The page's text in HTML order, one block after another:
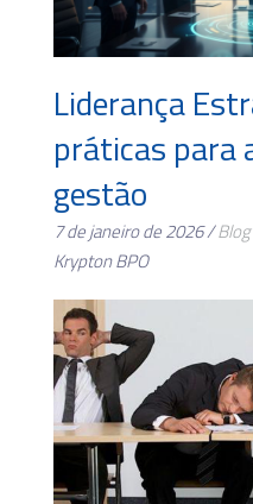
Liderança
práticas para
gestão
7 de janeiro de 2026 /Blog
Krypton BPO